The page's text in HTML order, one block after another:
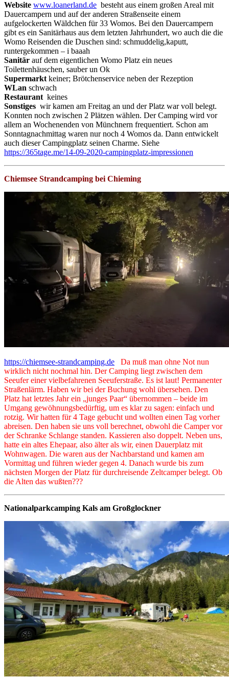
Website www.loanerland.de besteht aus einem großen Areal mit
Dauercampern und auf der anderen Straßenseite einem
aufgelockerten Wäldchen für 33 Womos. Bei den Dauercampern
gibt es ein Sanitärhaus aus dem letzten Jahrhundert, wo auch die die
Womo Reisenden die Duschen sind: schmuddelig,kaputt,
runtergekommen – i baaah
Sanitär auf dem eigentlichen Womo Platz ein neues
Toilettenhäuschen, sauber un Ok
Supermarktkeiner; Brötchenservice neben der Rezeption
WLan schwach
Restaurant keines
Sonstiges wir kamen am Freitag an und der Platz war voll belegt.
Konnten noch zwischen 2 Plätzen wählen. Der Camping wird vor
allem an Wochenenden von Münchnern frequentiert. Schon am
Sonntagnachmittag waren nur noch 4 Womos da. Dann entwickelt
auch dieser Campingplatz seinen Charme. Siehe
https://365tage.me/14-09-2020-campingplatz-impressionen
Chiemsee Strandcamping bei Chieming
https://chiemsee-strandcamping.de
Da muß man ohne Not nun
wirklich nicht nochmal hin. Der Camping liegt zwischen dem
Seeufer einer vielbefahrenen Seeuferstraße. Es ist laut! Permanenter
Straßenlärm. Haben wir bei der Buchung wohl übersehen. Den
Platz hat letztes Jahr ein „junges Paar“ übernommen – beide im
Umgang gewöhnungsbedürftig, um es klar zu sagen: einfach und
rotzig. Wir hatten für 4 Tage gebucht und wollten einen Tag vorher
abreisen. Den haben sie uns voll berechnet, obwohl die Camper vor
der Schranke Schlange standen. Kassieren also doppelt. Neben uns,
hatte ein altes Ehepaar, also älter als wir, einen Dauerplatz mit
Wohnwagen. Die waren aus der Nachbarstand und kamen am
Vormittag und führen wieder gegen 4. Danach wurde bis zum
nächsten Morgen der Platz für durchreisende Zeltcamper belegt. Ob
die Alten das wußten???
Nationalparkcamping Kals am Großglockner